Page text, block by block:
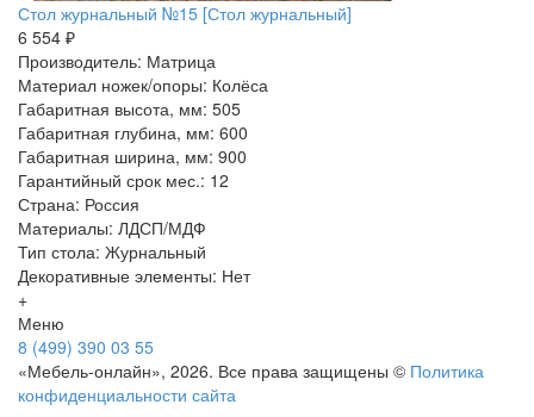
Стол журнальный №15 [Стол журнальный]
6 554 ₽
Производитель: Матрица
Материал ножек/опоры: Колёса
Габаритная высота, мм: 505
Габаритная глубина, мм: 600
Габаритная ширина, мм: 900
Гарантийный срок мес.: 12
Страна: Россия
Материалы: ЛДСП/МДФ
Тип стола: Журнальный
Декоративные элементы: Нет
+
Меню
8 (499) 390 03 55
«Мебель-онлайн», 2026. Все права защищены © Политика
конфиденциальности сайта